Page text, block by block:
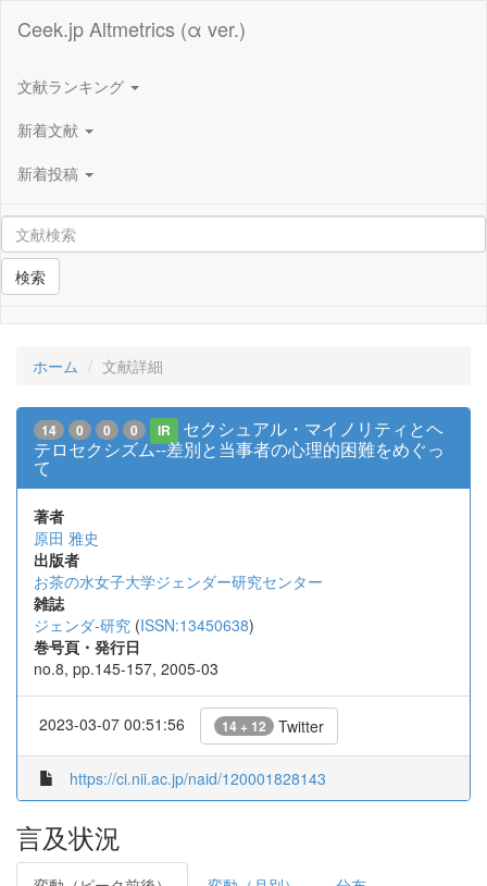
Ceek.jp Altmetrics (α ver.)
文献ランキング
新着文献
新着投稿
検索
ホーム 文献詳細
14 0 0 0 IR
セクシュアル・マイノリティとヘ
テロセクシズム--差別と当事者の心理的困難をめぐっ
て
著者
原田 雅史
出版者
お茶の水女子大学ジェンダー研究センター
雑誌
ジェンダ-研究 (ISSN:13450638)
巻号頁・発行日
no.8, pp.145-157, 2005-03
2023-03-07 00:51:56 14 + 12 Twitter
https://ci.nii.ac.jp/naid/120001828143
言及状況